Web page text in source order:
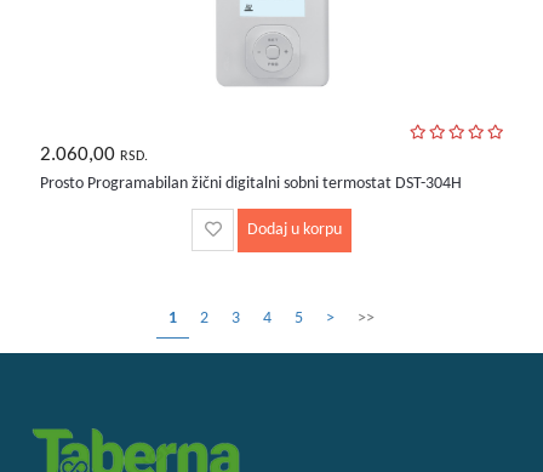
2.060,00 RSD.
Prosto Programabilan žični digitalni sobni termostat DST-304H
Dodaj u korpu
1 2 3 4 5 > >>